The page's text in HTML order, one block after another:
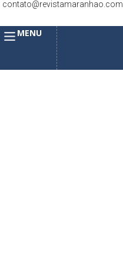
contato@revistamaranhao.com
MENU